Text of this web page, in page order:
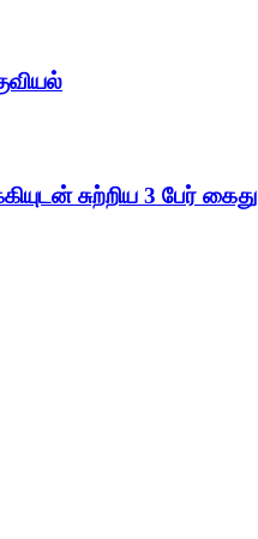
சுற்றிய 3 பேர் கைது